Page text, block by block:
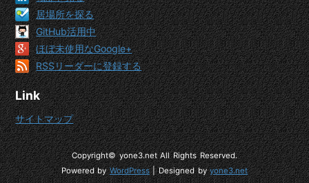
居場所を探る
GitHub活用中
ほぼ未使用なGoogle+
RSSリーダーに登録する
Link
サイトマップ
Copyright© yone3.net All Rights Reserved.
Powered byWordPress| Designed byyone3.net